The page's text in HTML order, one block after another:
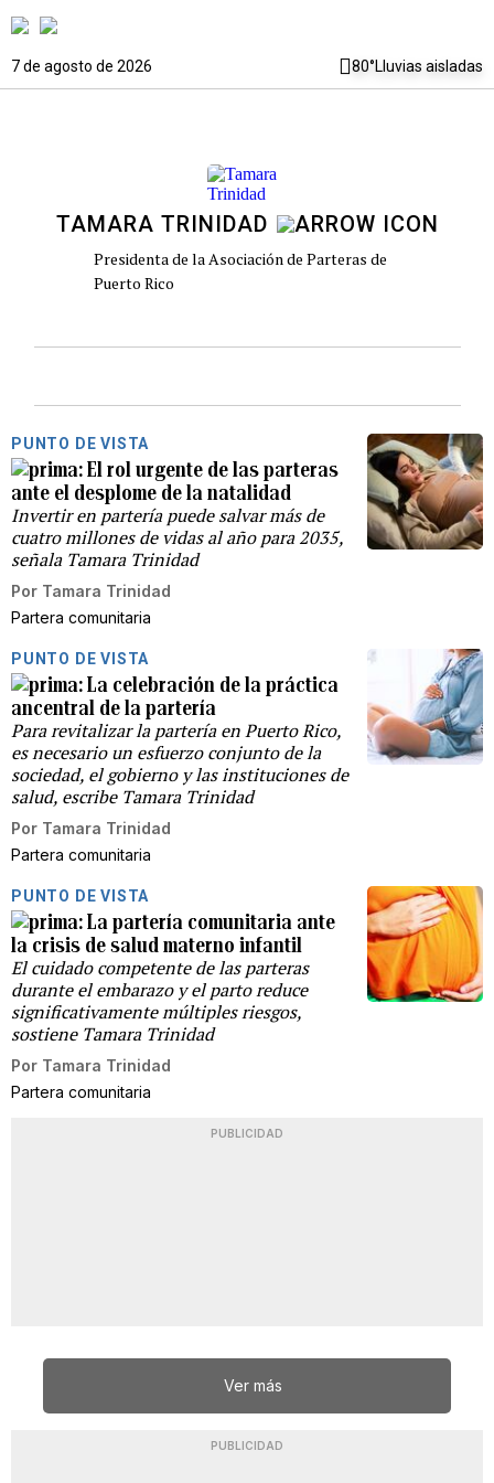
7 de agosto de 2026 80°Lluvias aisladas
TAMARA TRINIDAD
Presidenta de la Asociación de Parteras de
Puerto Rico
PUNTO DE VISTA
El rol urgente de las parteras
ante el desplome de la natalidad
Invertir en partería puede salvar más de
cuatro millones de vidas al año para 2035,
señala Tamara Trinidad
Por Tamara Trinidad
Partera comunitaria
PUNTO DE VISTA
La celebración de la práctica
ancentral de la partería
Para revitalizar la partería en Puerto Rico,
es necesario un esfuerzo conjunto de la
sociedad, el gobierno y las instituciones de
salud, escribe Tamara Trinidad
Por Tamara Trinidad
Partera comunitaria
PUNTO DE VISTA
La partería comunitaria ante
la crisis de salud materno infantil
El cuidado competente de las parteras
durante el embarazo y el parto reduce
significativamente múltiples riesgos,
sostiene Tamara Trinidad
Por Tamara Trinidad
Partera comunitaria
PUBLICIDAD
Ver más
PUBLICIDAD